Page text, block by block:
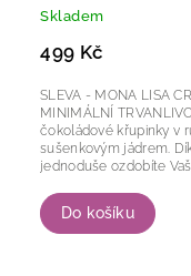
Skladem
499 Kč
Do košíku
SLEVA - MONA LISA
MINIMÁLNÍ TRVANLIVOST
čokoládové křupinky v
sušenkovým jádrem. Díky těmto křupinkám rychle a
jednoduše ozdobíte